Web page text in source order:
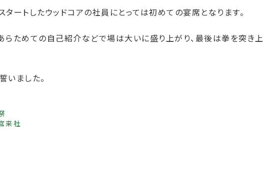
タートしたウッドコアの社員にとっては初めての宴席となります。
らためての自己紹介などで場は大いに盛り上がり、最後は拳を突き上
いました。
来社